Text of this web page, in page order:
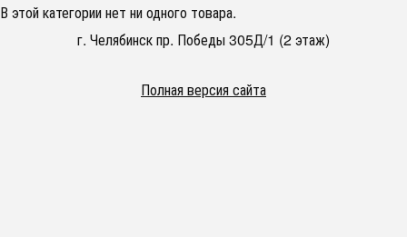
В этой категории нет ни одного товара.
г. Челябинск пр. Победы 305Д/1 (2 этаж)
Полная версия сайта